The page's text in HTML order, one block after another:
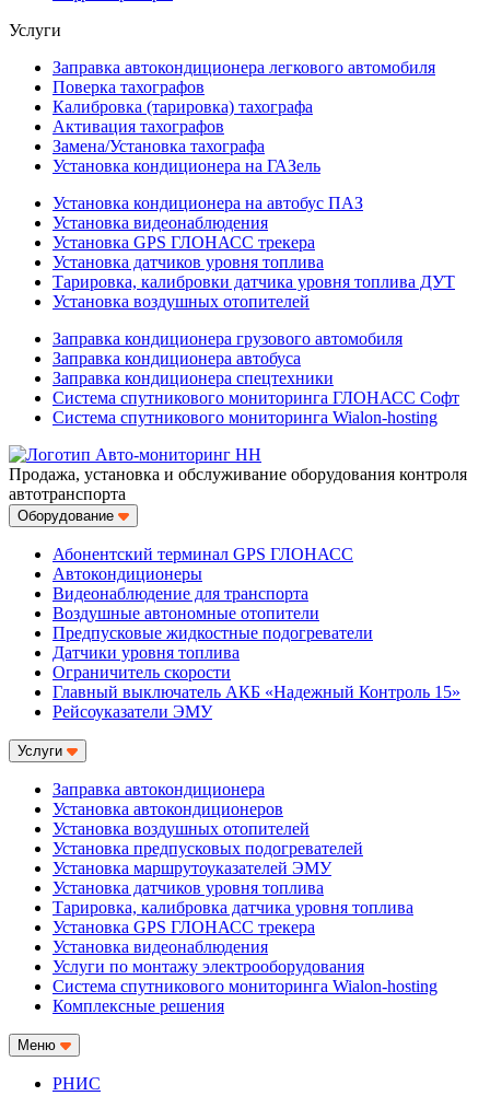
Услуги
Заправка автокондиционера легкового автомобиля
Поверка тахографов
Калибровка (тарировка) тахографа
Активация тахографов
Замена/Установка тахографа
Установка кондиционера на ГАЗель
Установка кондиционера на автобус ПАЗ
Установка видеонаблюдения
Установка GPS ГЛОНАСС трекера
Установка датчиков уровня топлива
Тарировка, калибровки датчика уровня топлива ДУТ
Установка воздушных отопителей
Заправка кондиционера грузового автомобиля
Заправка кондиционера автобуса
Заправка кондиционера спецтехники
Система спутникового мониторинга ГЛОНАСС Софт
Система спутникового мониторинга Wialon-hosting
Продажа, установка и обслуживание оборудования контроля
автотранспорта
Оборудование
Абонентский терминал GPS ГЛОНАСС
Автокондиционеры
Видеонаблюдение для транспорта
Воздушные автономные отопители
Предпусковые жидкостные подогреватели
Датчики уровня топлива
Ограничитель скорости
Главный выключатель АКБ «Надежный Контроль 15»
Рейсоуказатели ЭМУ
Услуги
Заправка автокондиционера
Установка автокондиционеров
Установка воздушных отопителей
Установка предпусковых подогревателей
Установка маршрутоуказателей ЭМУ
Установка датчиков уровня топлива
Тарировка, калибровка датчика уровня топлива
Установка GPS ГЛОНАСС трекера
Установка видеонаблюдения
Услуги по монтажу электрооборудования
Система спутникового мониторинга Wialon-hosting
Комплексные решения
Меню
РНИС